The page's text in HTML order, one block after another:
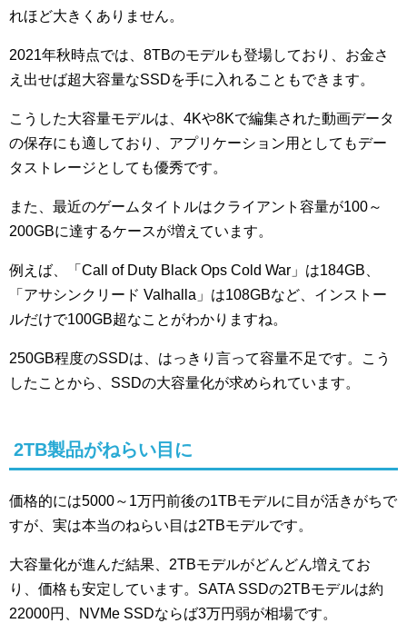
れほど大きくありません。
2021年秋時点では、8TBのモデルも登場しており、お金さ
え出せば超大容量なSSDを手に入れることもできます。
こうした大容量モデルは、4Kや8Kで編集された動画データ
の保存にも適しており、アプリケーション用としてもデー
タストレージとしても優秀です。
また、最近のゲームタイトルはクライアント容量が100～
200GBに達するケースが増えています。
例えば、「Call of Duty Black Ops Cold War」は184GB、
「アサシンクリード Valhalla」は108GBなど、インストー
ルだけで100GB超なことがわかりますね。
250GB程度のSSDは、はっきり言って容量不足です。こう
したことから、SSDの大容量化が求められています。
2TB製品がねらい目に
価格的には5000～1万円前後の1TBモデルに目が活きがちで
すが、実は本当のねらい目は2TBモデルです。
大容量化が進んだ結果、2TBモデルがどんどん増えてお
り、価格も安定しています。SATA SSDの2TBモデルは約
22000円、NVMe SSDならば3万円弱が相場です。